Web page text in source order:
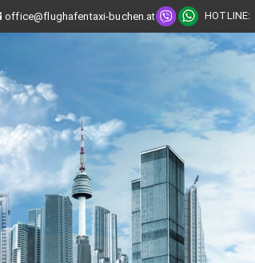
office@flughafentaxi-buchen.at HOTLINE: